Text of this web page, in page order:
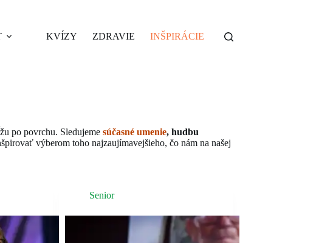
KVÍZY ZDRAVIE INŠPIRÁCIE
po povrchu. Sledujeme súčasné umenie, hudbu
výberom toho najzaujímavejšieho, čo nám na našej
Senior